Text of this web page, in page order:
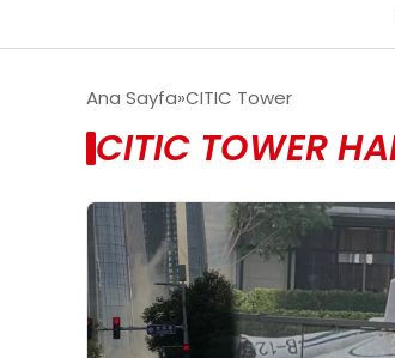
Ana Sayfa CITIC Tower
CITIC TOWER